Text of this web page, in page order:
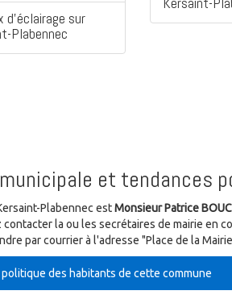
d'éclairage sur
Plabennec
et tendances
Plabennec estMonsieur Patrice
contacter la ou les secrétaires de mairie en
par courrier à l'adresse "Place de la
politique des habitants de cette commune